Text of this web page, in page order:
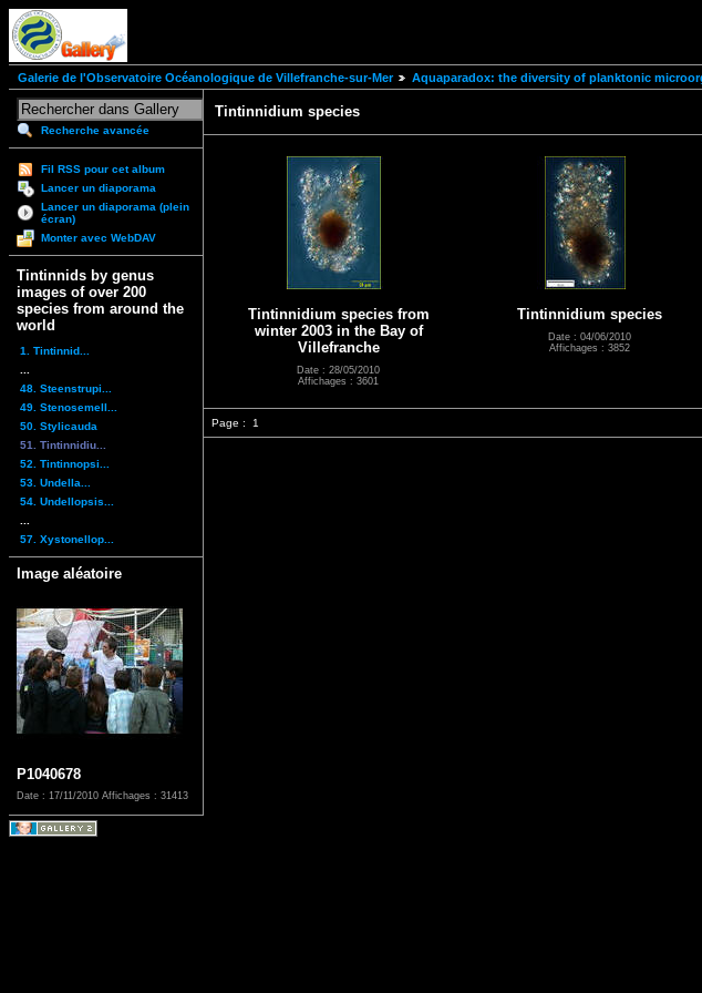
Galerie de l'Observatoire Océanologique de Villefranche-sur-Mer Aquaparadox: the diversity of planktonic
Recherche avancée
Fil RSS pour cet album
Lancer un diaporama
Lancer un diaporama (plein
écran)
Monter avec WebDAV
Tintinnids by genus
images of over 200
species from around the
world
1. Tintinnid...
48. Steenstrupi...
49. Stenosemell...
50. Stylicauda
51. Tintinnidiu...
52. Tintinnopsi...
53. Undella...
54. Undellopsis...
57. Xystonellop...
Image aléatoire
P1040678
Date : 17/11/2010 Affichages : 31413
Tintinnidium species
Tintinnidium species from
winter 2003 in the Bay of
Villefranche
Date : 28/05/2010
Affichages : 3601
Tintinnidium species
Date : 04/06/2010
Affichages : 3852
Page : 1